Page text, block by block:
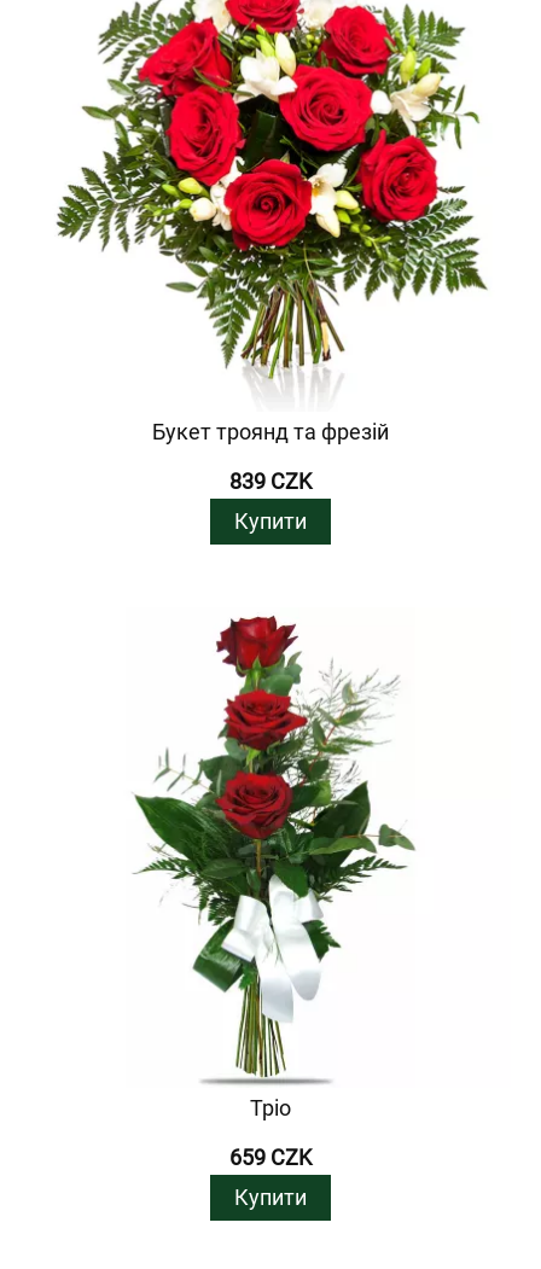
Букет троянд та фрезій
839 CZK
Купити
Тріо
659 CZK
Купити